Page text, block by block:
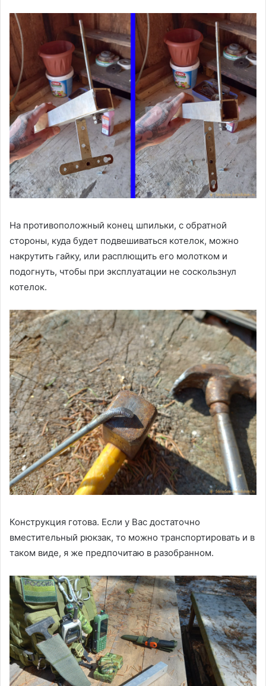
На противоположный конец шпильки, с обратной
стороны, куда будет подвешиваться котелок, можно
накрутить гайку, или расплющить его молотком и
подогнуть, чтобы при эксплуатации не соскользнул
котелок.
Конструкция готова. Если у Вас достаточно
вместительный рюкзак, то можно транспортировать и в
таком виде, я же предпочитаю в разобранном.